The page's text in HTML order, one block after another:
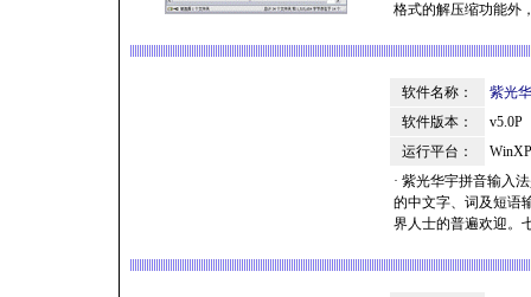
格式的解压缩功能外
软件名称：
紫光
软件版本：
v5.0P
运行平台：
· 紫光华宇拼音输入
的中文字、词及短语
界人士的普遍欢迎。